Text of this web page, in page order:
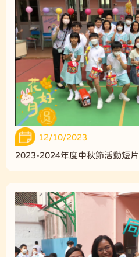
12/10/2023
2023-2024年度中秋節活動短片